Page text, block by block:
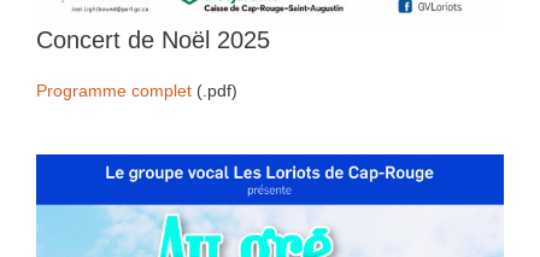
Concert de Noël 2025
Programme complet (.pdf)